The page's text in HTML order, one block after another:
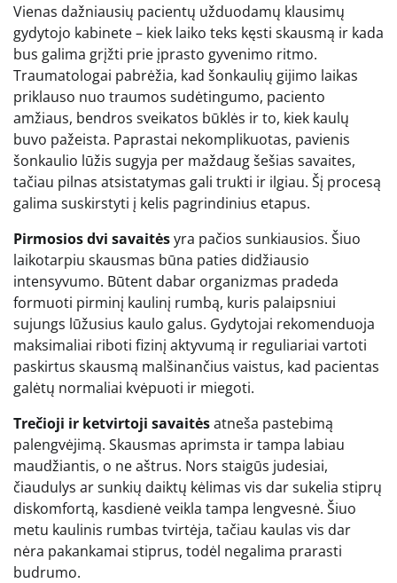
Vienas dažniausių pacientų užduodamų klausimų
gydytojo kabinete – kiek laiko teks kęsti skausmą ir kada
bus galima grįžti prie įprasto gyvenimo ritmo.
Traumatologai pabrėžia, kad šonkaulių gijimo laikas
priklauso nuo traumos sudėtingumo, paciento
amžiaus, bendros sveikatos būklės ir to, kiek kaulų
buvo pažeista. Paprastai nekomplikuotas, pavienis
šonkaulio lūžis sugyja per maždaug šešias savaites,
tačiau pilnas atsistatymas gali trukti ir ilgiau. Šį procesą
galima suskirstyti į kelis pagrindinius etapus.
Pirmosios dvi savaitėsyra pačios sunkiausios. Šiuo
laikotarpiu skausmas būna paties didžiausio
intensyvumo. Būtent dabar organizmas pradeda
formuoti pirminį kaulinį rumbą, kuris palaipsniui
sujungs lūžusius kaulo galus. Gydytojai rekomenduoja
maksimaliai riboti fizinį aktyvumą ir reguliariai vartoti
paskirtus skausmą malšinančius vaistus, kad pacientas
galėtų normaliai kvėpuoti ir miegoti.
Trečioji ir ketvirtoji savaitėsatneša pastebimą
palengvėjimą. Skausmas aprimsta ir tampa labiau
maudžiantis, o ne aštrus. Nors staigūs judesiai,
čiaudulys ar sunkių daiktų kėlimas vis dar sukelia stiprų
diskomfortą, kasdienė veikla tampa lengvesnė. Šiuo
metu kaulinis rumbas tvirtėja, tačiau kaulas vis dar
nėra pakankamai stiprus, todėl negalima prarasti
budrumo.